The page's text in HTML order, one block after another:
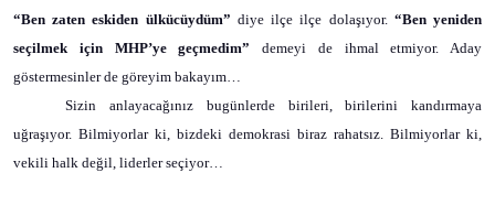
“Ben zaten eskiden ülkücüydüm” diye ilçe ilçe dolaşıyor. “Ben yeniden
seçilmek için MHP’ye geçmedim” demeyi de ihmal etmiyor. Aday
göstermesinler de göreyim bakayım…
Sizin anlayacağınız bugünlerde birileri, birilerini kandırmaya
uğraşıyor. Bilmiyorlar ki, bizdeki demokrasi biraz rahatsız. Bilmiyorlar ki,
vekili halk değil, liderler seçiyor…